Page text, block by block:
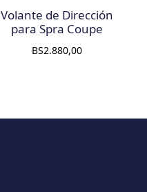
Volante de Dirección
para Spra Coupe
BS2.880,00